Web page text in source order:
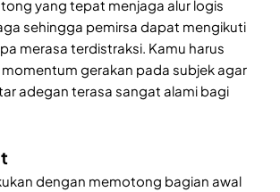
yang tepat menjaga alur logis
sehingga pemirsa dapat mengikuti
merasa terdistraksi. Kamu harus
gerakan pada subjek agar
adegan terasa sangat alami bagi
dengan memotong bagian awal